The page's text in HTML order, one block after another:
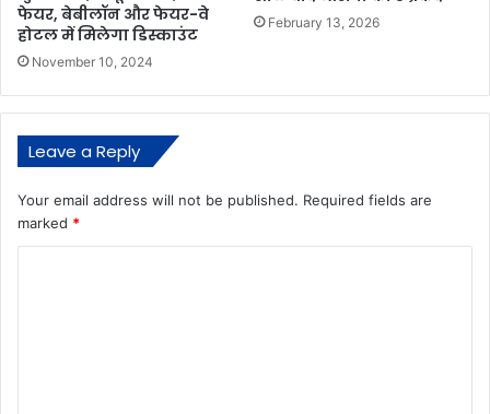
फेयर, बेबीलॉन और फेयर-वे
होटल में मिलेगा डिस्काउंट
November 10, 2024
February 13, 2026
Leave a Reply
Your email address will not be published. Required fields are
marked *